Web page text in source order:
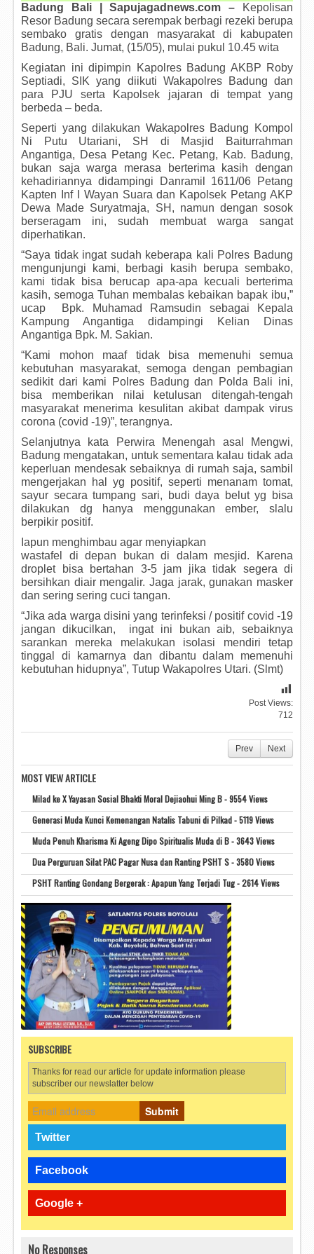
Badung Bali | Sapujagadnews.com – Kepolisan
Resor Badung secara serempak berbagi rezeki berupa
sembako gratis dengan masyarakat di kabupaten
Badung, Bali. Jumat, (15/05), mulai pukul 10.45 wita
Kegiatan ini dipimpin Kapolres Badung AKBP Roby
Septiadi, SIK yang diikuti Wakapolres Badung dan
para PJU serta Kapolsek jajaran di tempat yang
berbeda – beda.
Seperti yang dilakukan Wakapolres Badung Kompol
Ni Putu Utariani, SH di Masjid Baiturrahman
Angantiga, Desa Petang Kec. Petang, Kab. Badung,
bukan saja warga merasa berterima kasih dengan
kehadiriannya didampingi Danramil 1611/06 Petang
Kapten Inf I Wayan Suara dan Kapolsek Petang AKP
Dewa Made Suryatmaja, SH, namun dengan sosok
berseragam ini, sudah membuat warga sangat
diperhatikan.
“Saya tidak ingat sudah keberapa kali Polres Badung
mengunjungi kami, berbagi kasih berupa sembako,
kami tidak bisa berucap apa-apa kecuali berterima
kasih, semoga Tuhan membalas kebaikan bapak ibu,”
ucap Bpk. Muhamad Ramsudin sebagai Kepala
Kampung Angantiga didampingi Kelian Dinas
Angantiga Bpk. M. Sakian.
“Kami mohon maaf tidak bisa memenuhi semua
kebutuhan masyarakat, semoga dengan pembagian
sedikit dari kami Polres Badung dan Polda Bali ini,
bisa memberikan nilai ketulusan ditengah-tengah
masyarakat menerima kesulitan akibat dampak virus
corona (covid -19)”, terangnya.
Selanjutnya kata Perwira Menengah asal Mengwi,
Badung mengatakan, untuk sementara kalau tidak ada
keperluan mendesak sebaiknya di rumah saja, sambil
mengerjakan hal yg positif, seperti menanam tomat,
sayur secara tumpang sari, budi daya belut yg bisa
dilakukan dg hanya menggunakan ember, slalu
berpikir positif.
Iapun menghimbau agar menyiapkan
wastafel di depan bukan di dalam mesjid. Karena
droplet bisa bertahan 3-5 jam jika tidak segera di
bersihkan diair mengalir. Jaga jarak, gunakan masker
dan sering sering cuci tangan.
“Jika ada warga disini yang terinfeksi / positif covid -19
jangan dikucilkan, ingat ini bukan aib, sebaiknya
sarankan mereka melakukan isolasi mendiri tetap
tinggal di kamarnya dan dibantu dalam memenuhi
kebutuhan hidupnya”, Tutup Wakapolres Utari. (Slmt)
Post Views:
712
Prev Next
MOST VIEW ARTICLE
Milad ke X Yayasan Sosial Bhakti Moral Dejiaohui Ming B - 9554 Views
Generasi Muda Kunci Kemenangan Natalis Tabuni di Pilkad - 5119 Views
Muda Penuh Kharisma Ki Ageng Dipo Spiritualis Muda di B - 3643 Views
Dua Perguruan Silat PAC Pagar Nusa dan Ranting PSHT S - 3580 Views
PSHT Ranting Gondang Bergerak : Apapun Yang Terjadi Tug - 2614 Views
SUBSCRIBE
Thanks for read our article for update information please
subscriber our newslatter below
Submit
Twitter
Facebook
Google +
No Responses